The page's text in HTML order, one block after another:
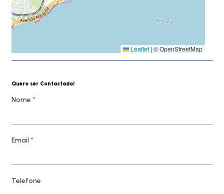
Leaflet | © OpenStreetMap
Quero ser Contactado!
Nome *
Email*
Telefone